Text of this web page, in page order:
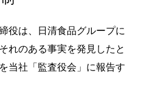
役は、日清食品グループに
れのある事実を発見したと
当社「監査役会」に報告す